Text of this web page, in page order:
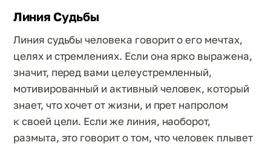
Линия Судьбы
Линия судьбы человека говорит о его мечтах,
целях и стремлениях. Если она ярко выражена,
значит, перед вами целеустремленный,
мотивированный и активный человек, который
знает, что хочет от жизни, и прет напролом
к своей цели. Если же линия, наоборот,
размыта, это говорит о том, что человек плывет